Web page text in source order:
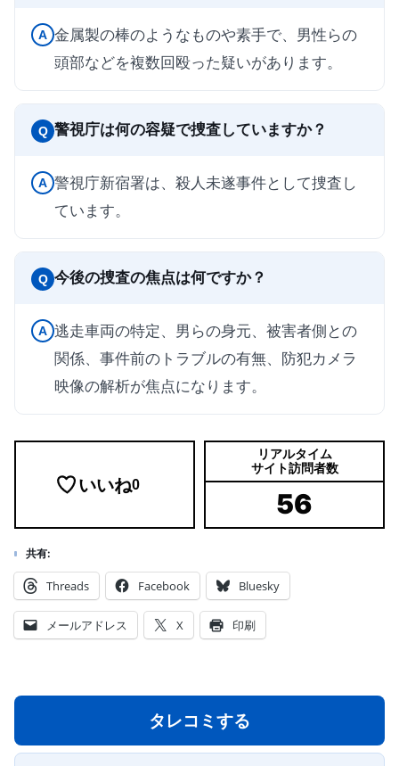
A 金属製の棒のようなものや素手で、男性らの
頭部などを複数回殴った疑いがあります。
Q 警視庁は何の容疑で捜査していますか？
A 警視庁新宿署は、殺人未遂事件として捜査し
ています。
Q 今後の捜査の焦点は何ですか？
A 逃走車両の特定、男らの身元、被害者側との
関係、事件前のトラブルの有無、防犯カメラ
映像の解析が焦点になります。
いいね0
リアルタイム
サイト訪問者数
56
共有:
Threads Facebook Bluesky
メールアドレス X 印刷
タレコミする